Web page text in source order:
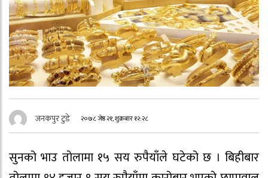
जनकपुर टुडे २०७८ जेष्ठ २१, शुक्रबार १२:२८
सुनको भाउ तोलामा १५ सय रुपैयाँले घटेको छ । बिहीबार